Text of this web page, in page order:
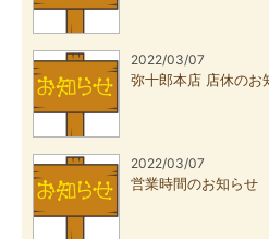
2022/03/07
弥十郎本店 店休のお
2022/03/07
営業時間のお知らせ